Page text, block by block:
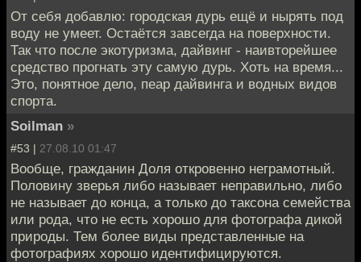
От себя добавлю: городская дурь ещё и нырять под
воду не умеет. Остаётся завсегда на поверхности.
Так что после экотуризма, дайвинг - наивторейшее
средство прогнать эту самую дурь. Хоть на время...
Это, понятное дело, пеар дайвинга и водных видов
спорта.
Soilman »
#53 | 27.08.10 01:47
Вообще, гражданин Доля откровенно неграмотный.
Половину зверья либо называет неправильно, либо
не называет до конца, а только до таксона семейства
или рода, что не есть хорошо для фотографа дикой
природы. Тем более виды представленные на
фотографиях хорошо идентифицируются.